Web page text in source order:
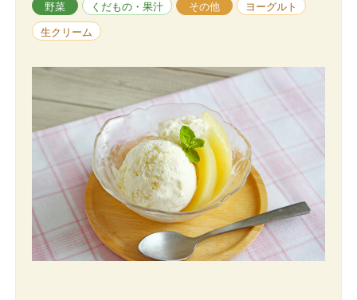
野菜 くだもの・果汁 その他 ヨーグルト
生クリーム